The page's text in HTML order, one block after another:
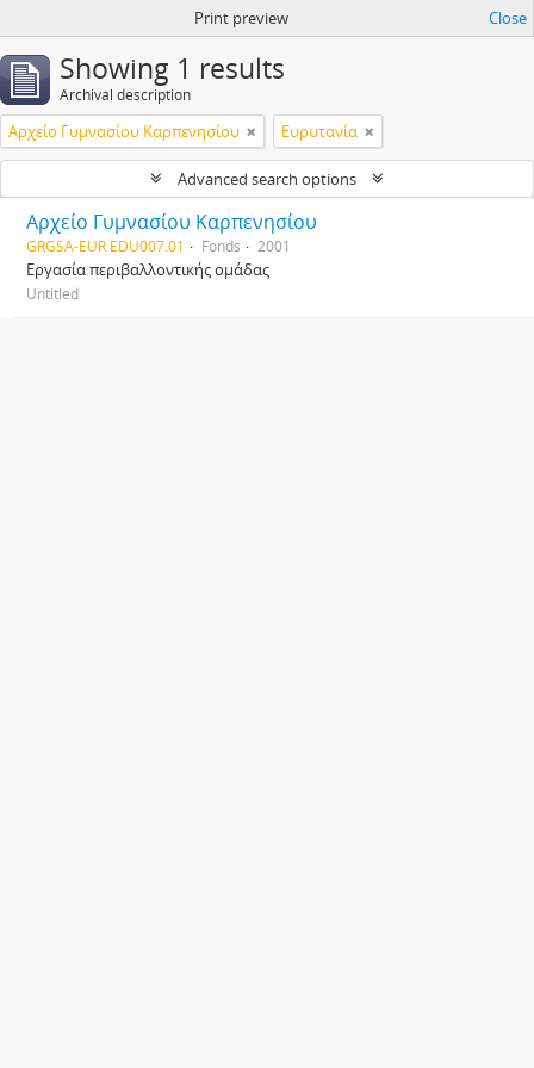
Print preview Close
Showing 1 results
Archival description
Αρχείο Γυμνασίου Καρπενησίου Ευρυτανία
Advanced search options
Αρχείο Γυμνασίου Καρπενησίου
GRGSA-EUR EDU007.01 Fonds 2001
Εργασία περιβαλλοντικής ομάδας
Untitled